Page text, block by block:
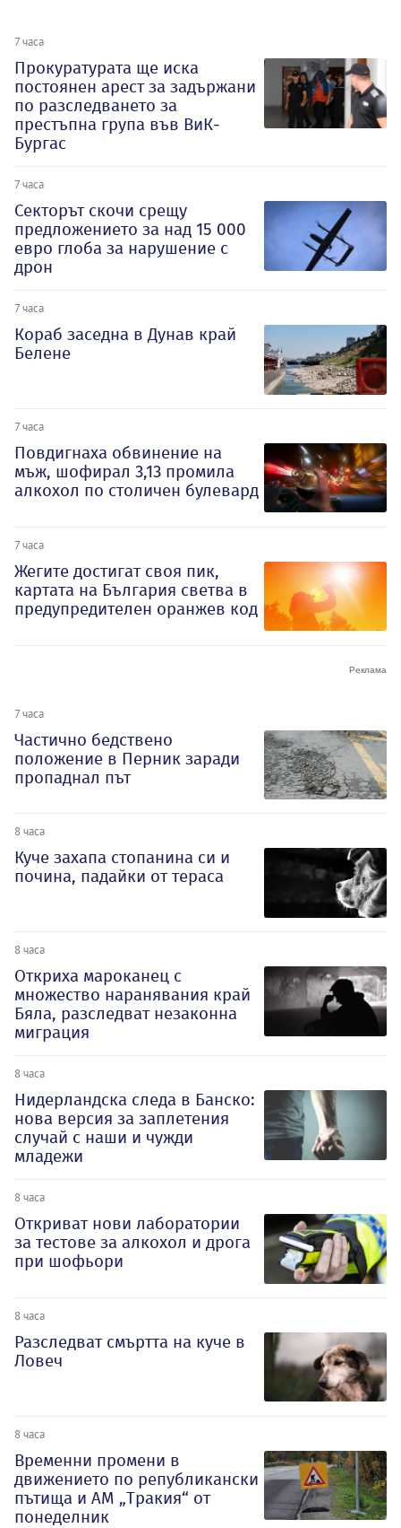
7 часа
Прокуратурата ще иска
постоянен арест за задържани
по разследването за
престъпна група във ВиК-
Бургас
7 часа
Секторът скочи срещу
предложението за над 15 000
евро глоба за нарушение с
дрон
7 часа
Кораб заседна в Дунав край
Белене
7 часа
Повдигнаха обвинение на
мъж, шофирал 3,13 промила
алкохол по столичен булевард
7 часа
Жегите достигат своя пик,
картата на България светва в
предупредителен оранжев код
7 часа
Частично бедствено
положение в Перник заради
пропаднал път
8 часа
Куче захапа стопанина си и
почина, падайки от тераса
8 часа
Откриха мароканец с
множество наранявания край
Бяла, разследват незаконна
миграция
8 часа
Нидерландска следа в Банско:
нова версия за заплетения
случай с наши и чужди
младежи
8 часа
Откриват нови лаборатории
за тестове за алкохол и дрога
при шофьори
8 часа
Разследват смъртта на куче в
Ловеч
8 часа
Временни промени в
движението по републикански
пътища и АМ „Тракия“ от
понеделник